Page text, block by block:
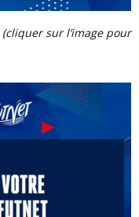
(cliquer sur l’image pour